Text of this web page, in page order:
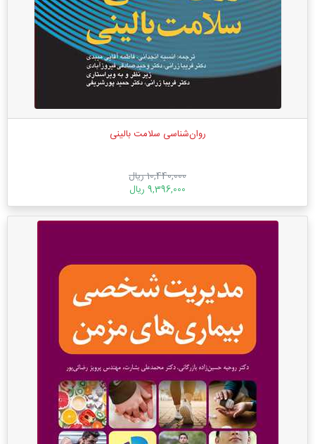
روان‌شناسی سلامت بالینی
10,440,000 ریال
9,396,000 ریال